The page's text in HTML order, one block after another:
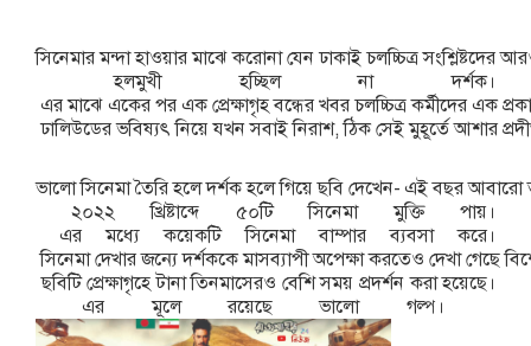
সিনেমারমন্দাহাওয়ারমাঝেকরোনাযেনঢাকাইচলচ্চিত্রসংশ্লিষ্টদের
হলমুখী
হচ্ছিল না
দর্শক।
এরমাঝে একেরপর একপ্রেক্ষাগৃহবন্ধেরখবরচলচ্চিত্রকর্মীদের এক
ঢালিউডেরভবিষ্যৎ নিয়েযখনসবাইনিরাশ,ঠিকসেইমুহূর্তেআশার
ভালোসিনেমাতৈরিহলেদর্শকহলেগিয়েছবিদেখেন- এইবছরআবারো
২০২২
খ্রিষ্টাব্দে ৫০টি সিনেমা মুক্তি
পায়।
এর
মধ্যে কয়েকটি সিনেমা বাম্পার ব্যবসা
করে।
সিনেমাদেখারজন্যেদর্শককেমাসব্যাপীঅপেক্ষাকরতেও দেখাগেছে
ছবিটি প্রেক্ষাগৃহে টানা তিনমাসেরও বেশি সময় প্রদর্শন করা হয়েছে।
এর
মূলে রয়েছে ভালো গল্প।